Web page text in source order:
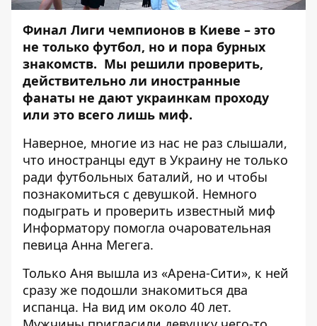
Финал Лиги чемпионов в Киеве – это
не только футбол, но и пора бурных
знакомств. Мы решили проверить,
действительно ли иностранные
фанаты не дают украинкам проходу
или это всего лишь миф.
Наверное, многие из нас не раз слышали,
что иностранцы едут в Украину не только
ради футбольных баталий, но и чтобы
познакомиться с девушкой. Немного
подыграть и проверить известный миф
Информатору помогла очаровательная
певица Анна Мегега.
Только Аня вышла из «Арена-Сити», к ней
сразу же подошли знакомиться два
испанца. На вид им около 40 лет.